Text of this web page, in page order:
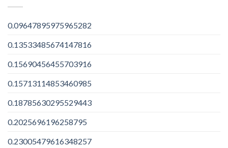
0.09647895975965282
0.13533485674147816
0.15690456455703916
0.15713114853460985
0.18785630295529443
0.2025696196258795
0.23005479616348257